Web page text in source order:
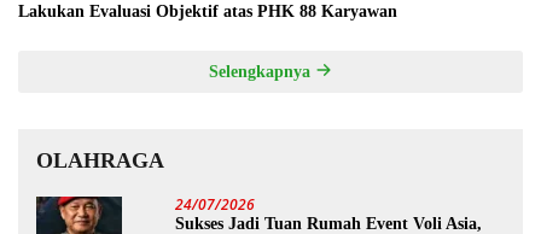
Lakukan Evaluasi Objektif atas PHK 88 Karyawan
Selengkapnya
OLAHRAGA
24/07/2026
Sukses Jadi Tuan Rumah Event Voli Asia,